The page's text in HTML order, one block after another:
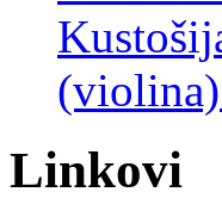
Linkovi